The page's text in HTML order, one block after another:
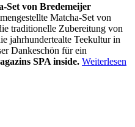
Set von Bredemeijer
Matcha-Set von
traditionelle Zubereitung von
jahrhundertealte Teekultur in
Dankeschön für ein
SPA inside. Weiterlesen